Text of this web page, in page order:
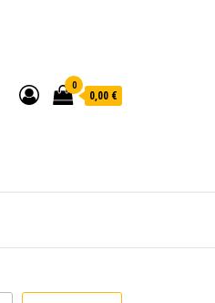
0
0,00 €